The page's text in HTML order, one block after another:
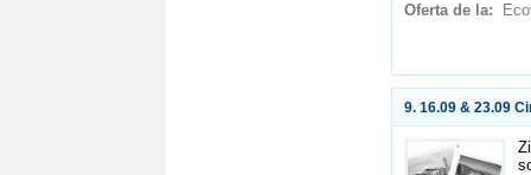
Oferta de la:
9. 16.09 & 23.09